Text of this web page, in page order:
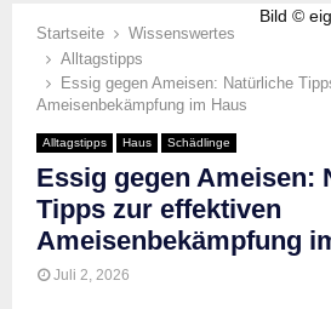
Bild ©
Startseite
Wissenswertes
Alltagstipps
Essig gegen Ameisen: Natürliche
Ameisenbekämpfung im Haus
Alltagstipps Haus Schädlinge
Essig gegen Ameisen:
Tipps zur effektiven
Ameisenbekämpfung
Juli 2, 2026